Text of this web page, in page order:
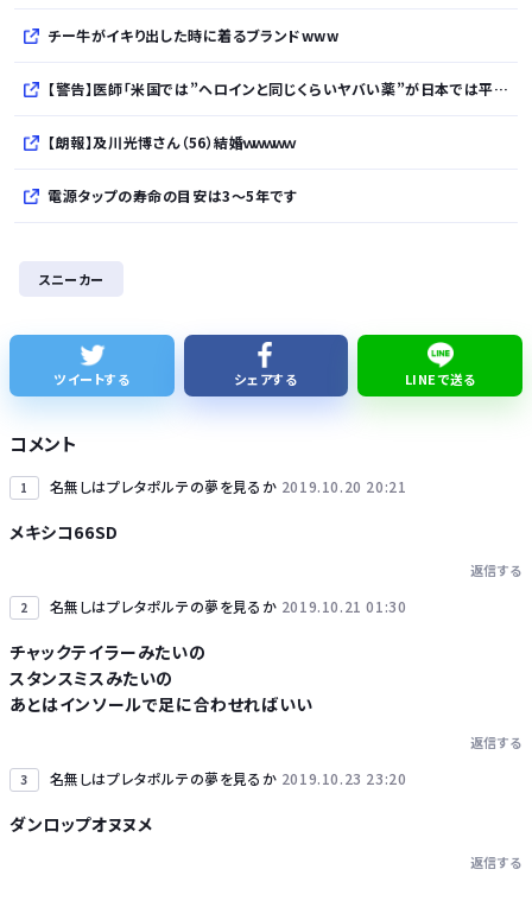
チー牛がイキり出した時に着るブランドwww
【警告】医師「米国では”ヘロインと同じくらいヤバい薬”が日本では平気で処方されてる」
【朗報】及川光博さん（56）結婚ｗｗｗｗｗ
電源タップの寿命の目安は3〜5年です
Amazonができる前って通販どうやってたの
スニーカー
ツイートする シェアする LINEで送る
コメント
1 名無しはプレタポルテの夢を見るか 2019.10.20 20:21
メキシコ66SD
返信する
2 名無しはプレタポルテの夢を見るか 2019.10.21 01:30
チャックテイラーみたいの
スタンスミスみたいの
あとはインソールで足に合わせればいい
返信する
3 名無しはプレタポルテの夢を見るか 2019.10.23 23:20
ダンロップオヌヌメ
返信する